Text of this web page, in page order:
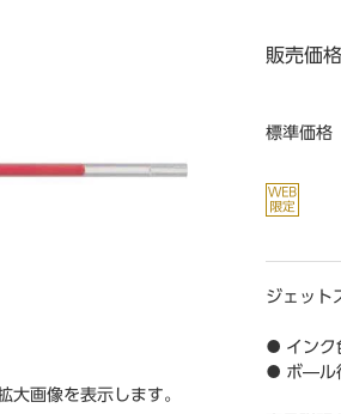
大画像を表示します。
販売価格
標準価格
ジェッ
● インク
● ボ―ル